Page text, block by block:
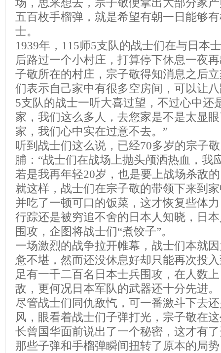
五百枚手榴弹，就是希望有朝一日能够
士。
1939年，115师5支队的战士们在与日本
后路过一个小村庄，打算停下休息一夜
子敬所在的村庄，宗子敬得知消息之后
们表示自己家中有很多空房间，可以让
5支队的战士一听大喜过望，不过心中还
家，我们这么多人，去您家是不是太显
家，我们心中实在过意不去。”
听到战士们这么说，已经70多岁的宗子
脯：“战士们在战场上抛头颅洒热血，我
若是我再年轻20岁，也是要上战场杀敌
就这样，战士们在宗子敬的带领下来到
并吃了一顿可口的饭菜，这才恢复些体
行踪还是被穷追不舍的日本人知晓，日
围攻，企图将战士们“煮饺子”。
一场激烈的战争拉开帷幕，战士们本就
惫不堪，然而还没休息好却只能再次投
足有一千二百名日本士兵围攻，在人数
敌，更何况日本军队的武器还十分先进。
尽管战士们同仇敌忾，可一番激斗下去
风，眼看着战士们子弹打光，宗子敬在
长曾国华面前说出了一个秘密，这才有
那些子弹和手榴弹瞬间扭转了原本的局